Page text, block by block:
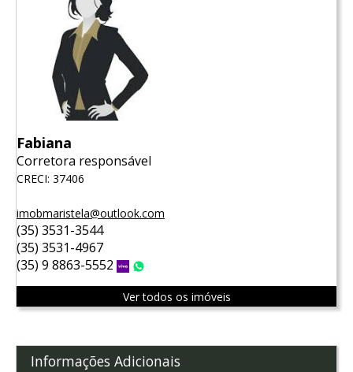
Fabiana
Corretora responsável
CRECI: 37406
imobmaristela@outlook.com
(35) 3531-3544
(35) 3531-4967
(35) 9 8863-5552
Vivo
Ver todos os imóveis
Informações Adicionais